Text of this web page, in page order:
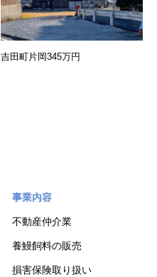
吉田町片岡345万円
事業内容
不動産仲介業
養鰻飼料の販売
損害保険取り扱い